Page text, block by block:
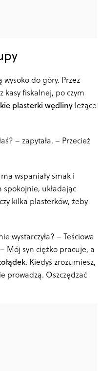
do góry. Przez
kasy fiskalnej, po czym
plasterki wędliny leżące
– zapytała. – Przecież
wspaniały smak i
spokojnie, układając
kilka plasterków, żeby
wystarczyła? – Teściowa
Mój syn ciężko pracuje, a
. Kiedyś zrozumiesz,
prowadzą. Oszczędzać